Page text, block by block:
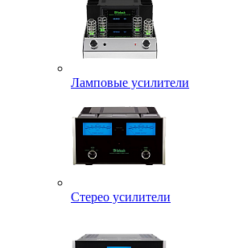
Ламповые усилители
Стерео усилители